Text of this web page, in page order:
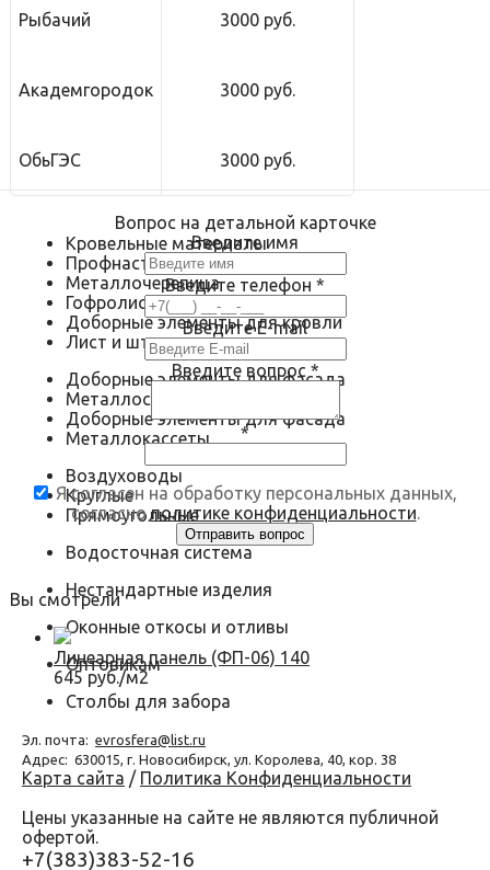
Рыбачий 3000 руб.
Академгородок 3000 руб.
ОбьГЭС 3000 руб.
Вопрос на детальной карточке
Введите имя
Введите телефон *
Введите E-mail
Введите вопрос *
*
Я согласен на обработку персональных данных,
согласнополитике конфиденциальности.
Вы смотрели
Линеарная панель (ФП-06) 140
645 руб./м2
Кровельные материалы
Профнастил
Металлочерепица
Гофролист
Доборные элементы для кровли
Лист и штрипс
Доборные элементы для фасада
Металлосайдинг
Доборные элементы для фасада
Металлокассеты
Воздуховоды
Круглые
Прямоугольные
Водосточная система
Нестандартные изделия
Оконные откосы и отливы
Оптовикам
Столбы для забора
Эл. почта: evrosfera@list.ru
Адрес: 630015, г. Новосибирск, ул. Королева, 40, кор. 38
Карта сайта / Политика Конфиденциальности
Цены указанные на сайте не являются публичной
офертой.
+7(383)383-52-16